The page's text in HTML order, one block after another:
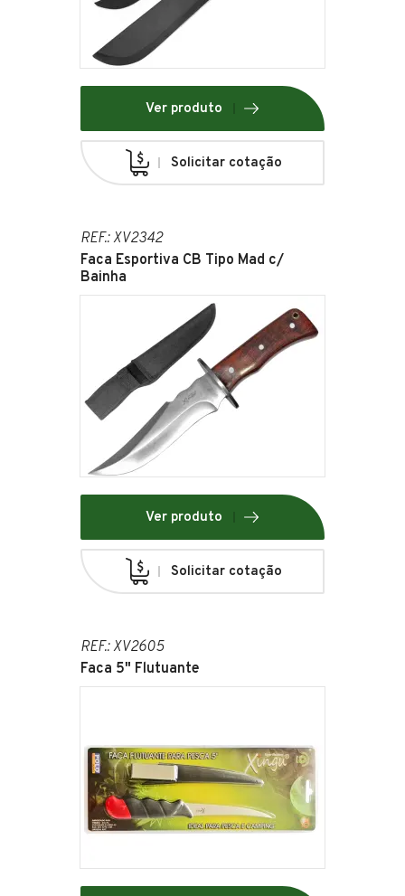
Ver produto
Solicitar cotação
REF.: XV2342
Faca Esportiva CB Tipo Mad c/
Bainha
Ver produto
Solicitar cotação
REF.: XV2605
Faca 5" Flutuante